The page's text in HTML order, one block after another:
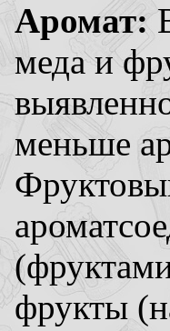
Аромат:
меда и
меньше
фрукты